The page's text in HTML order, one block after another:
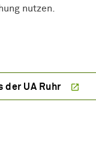
nutzen.
der UA Ruhr